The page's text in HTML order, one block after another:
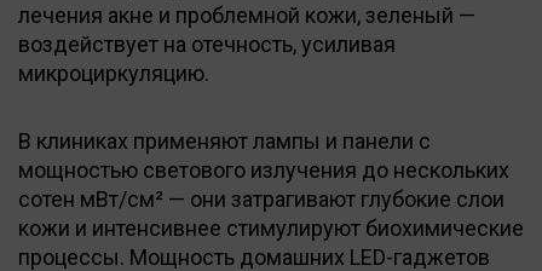
лечения акне и проблемной кожи, зеленый —
воздействует на отечность, усиливая
микроциркуляцию.
В клиниках применяют лампы и панели с
мощностью светового излучения до нескольких
сотен мВт/см² — они затрагивают глубокие слои
кожи и интенсивнее стимулируют биохимические
процессы. Мощность домашних LED-гаджетов